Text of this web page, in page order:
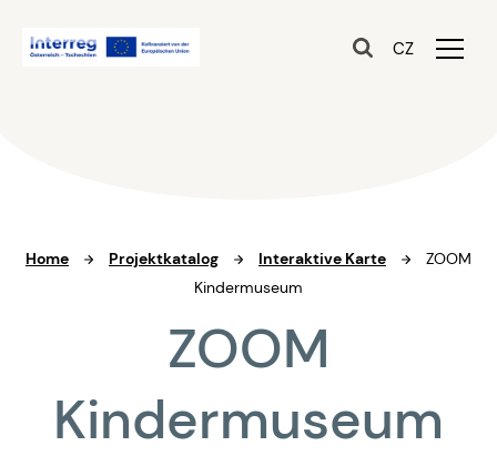
CZ
Home Projektkatalog Interaktive Karte
ZOOM
Kindermuseum
ZOOM
Kindermuseum